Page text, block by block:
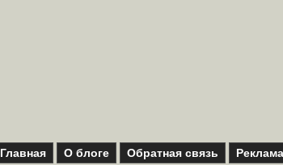
Главная О блоге Обратная связь Реклама